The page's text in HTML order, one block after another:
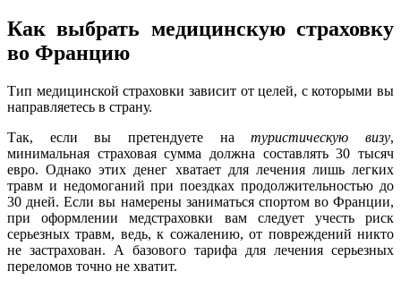
Как выбрать медицинскую страховку
во Францию
Тип медицинской страховки зависит от целей, с которыми вы
направляетесь в страну.
Так, если вы претендуете натуристическую визу,
минимальная страховая сумма должна составлять 30 тысяч
евро. Однако этих денег хватает для лечения лишь легких
травм и недомоганий при поездках продолжительностью до
30 дней. Если вы намерены заниматься спортом во Франции,
при оформлении медстраховки вам следует учесть риск
серьезных травм, ведь, к сожалению, от повреждений никто
не застрахован. А базового тарифа для лечения серьезных
переломов точно не хватит.